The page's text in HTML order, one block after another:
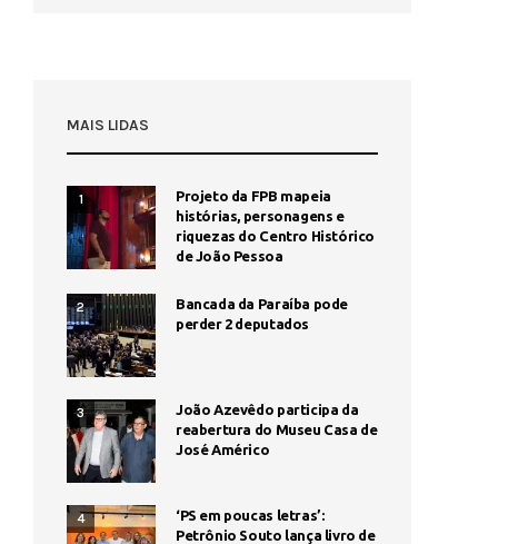
MAIS LIDAS
1
Projeto da FPB mapeia
histórias, personagens e
riquezas do Centro Histórico
de João Pessoa
2
Bancada da Paraíba pode
perder 2 deputados
3
João Azevêdo participa da
reabertura do Museu Casa de
José Américo
4
‘PS em poucas letras’:
Petrônio Souto lança livro de